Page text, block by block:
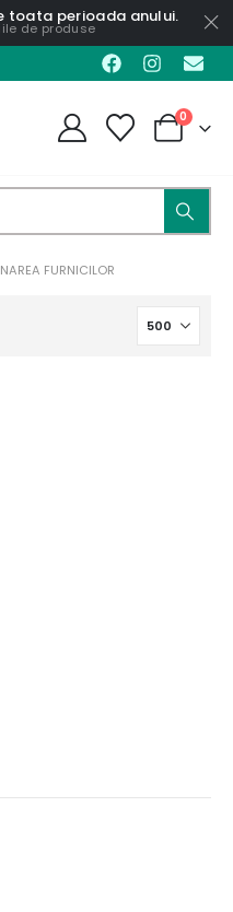
toata perioada anului.
de produse
0
FURNICILOR